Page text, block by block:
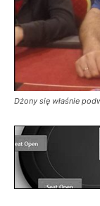
Dżony się właśnie